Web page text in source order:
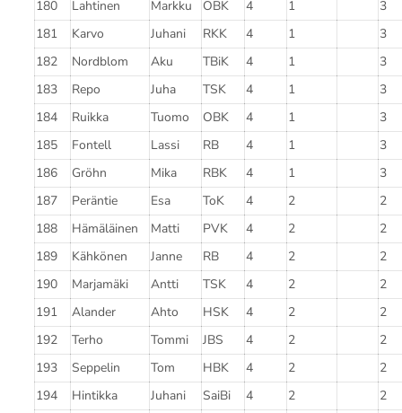
180
Lahtinen Markku OBK 4 1
3
181
Karvo Juhani RKK 4 1
3
182
Nordblom Aku TBiK 4 1
3
183
Repo Juha TSK 4 1
3
184
Ruikka Tuomo OBK 4 1
3
185
Fontell Lassi RB 4 1
3
186
Gröhn Mika RBK 4 1
3
187
Peräntie Esa ToK 4 2
2
188
Hämäläinen Matti PVK 4 2
2
189
Kähkönen Janne RB 4 2
2
190
Marjamäki Antti TSK 4 2
2
191
Alander Ahto HSK 4 2
2
192
Terho Tommi JBS 4 2
2
193
Seppelin Tom HBK 4 2
2
194
Hintikka Juhani SaiBi 4 2
2